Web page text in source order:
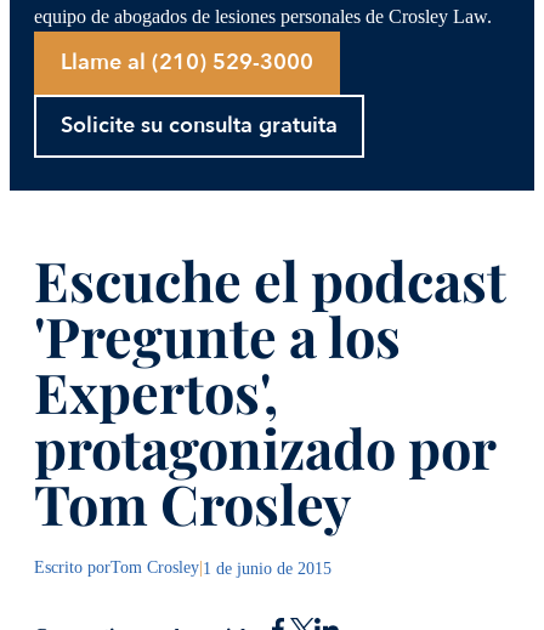
equipo de abogados de lesiones personales de Crosley Law.
Llame al (210) 529-3000
Solicite su consulta gratuita
Escuche el podcast
'Pregunte a los
Expertos',
protagonizado por
Tom Crosley
Escrito porTom Crosley|1 de junio de 2015